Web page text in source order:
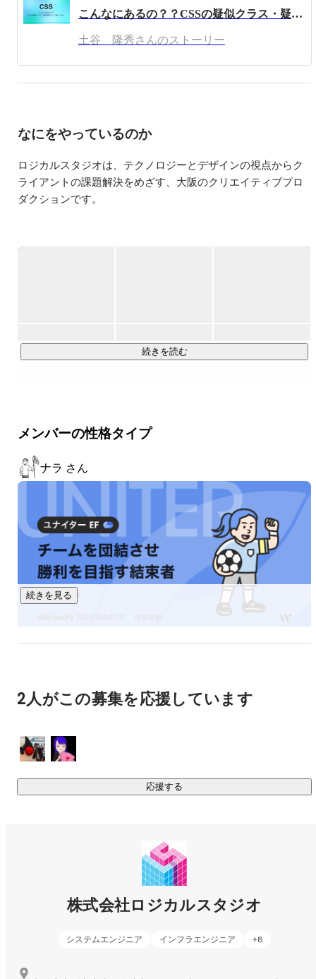
こんなにあるの？？CSSの疑似クラス・疑似要素について調べてみた
土谷 隆秀さんのストーリー
なにをやっているのか
ロジカルスタジオは、テクノロジーとデザインの視点からク
ライアントの課題解決をめざす、大阪のクリエイティブプロ
ダクションです。
る」のが私たちのスタイル。企画・提案からデザイン制作・
かにし、社会に貢献する」。
2019年9月に増床し、外部向けのセミナーにも活用できるカ
ンファレンスルームを拡充。スタッフによる公式ブログや、
マスコットキャラクター「ロージー＆カール」によるTwitter
など、情報発信も強化しています。
可能性の芽をすくい上げられるこの場所を、より大きくして
いきたい。
私たちと一緒に、このビジョンを実現しませんか。
続きを読む
メンバーの性格タイプ
ナラ さん
続きを見る
2人がこの募集を応援しています
応援する
株式会社ロジカルスタジオ
システムエンジニア インフラエンジニア +8